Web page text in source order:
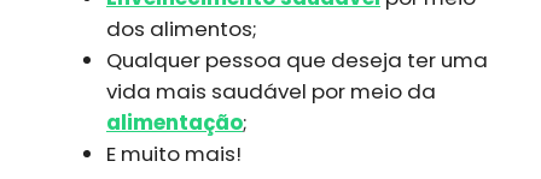
dos alimentos;
Qualquer pessoa que deseja ter uma
vida mais saudável por meio da
alimentação;
E muito mais!